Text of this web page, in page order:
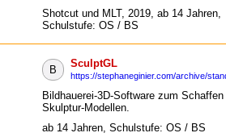
Shotcut und MLT, 2019, ab 14 Jahren,
Schulstufe: OS / BS
B
SculptGL
https://stephaneginier.com/archive/
Bildhauerei-3D-Software zum
Skulptur-Modellen.
ab 14 Jahren, Schulstufe: OS / BS